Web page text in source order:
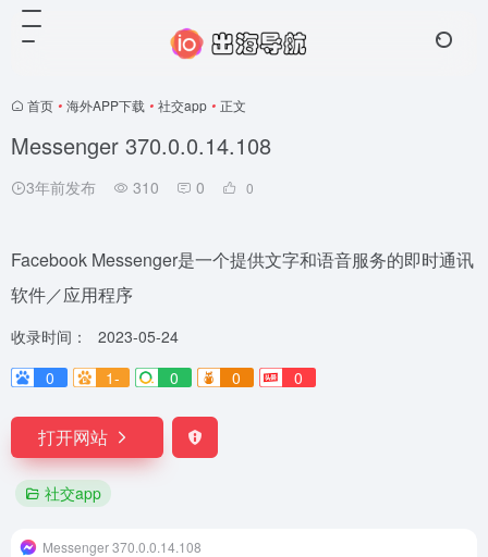
首页 • 海外APP下载 • 社交app • 正文
Messenger 370.0.0.14.108
3年前发布 310 0 0
Facebook Messenger是一个提供文字和语音服务的即时通讯
软件／应用程序
收录时间：
2023-05-24
0
1- 0 0 0
打开网站
社交app
Messenger 370.0.0.14.108